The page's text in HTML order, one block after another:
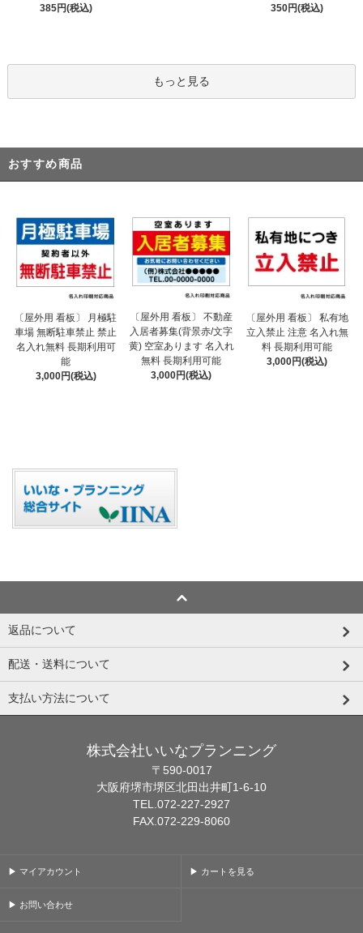
385円(税込)
350円(税込)
もっと見る
おすすめ商品
〔屋外用 看板〕 月極駐
車場 無断駐車禁止 禁止
名入れ無料 長期利用可
能
3,000円(税込)
〔屋外用 看板〕 不動産
入居者募集(背景赤/文字
黄) 空室あります 名入れ
無料 長期利用可能
3,000円(税込)
〔屋外用 看板〕 私有地
立入禁止 注意 名入れ無
料 長期利用可能
3,000円(税込)
返品について
配送・送料について
支払い方法について
株式会社いいなプランニング
〒590-0017
大阪府堺市堺区北田出井町1-6-10
TEL.072-227-2927
FAX.072-229-8060
▶ マイアカウント ▶ カートを見る
▶ お問い合わせ